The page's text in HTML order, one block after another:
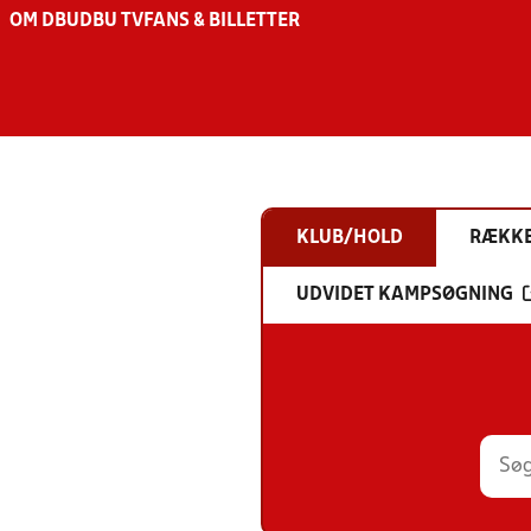
OM DBU DBU TV FANS & BILLETTER
KLUB/HOLD
UDVIDET KAMPSØGNING